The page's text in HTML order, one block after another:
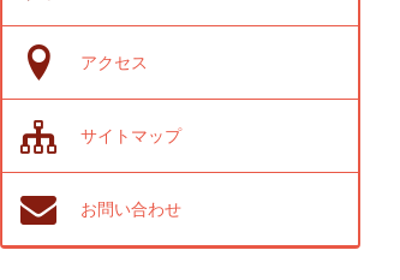
アクセス
サイトマップ
お問い合わせ